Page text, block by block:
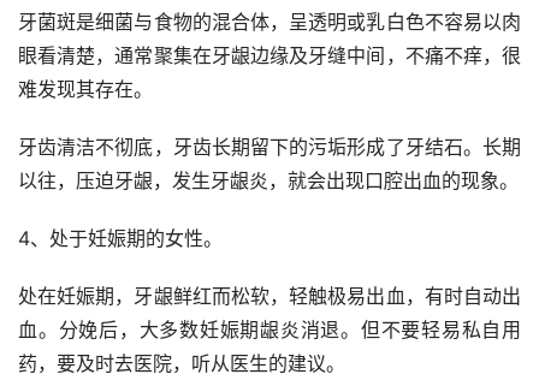
牙菌斑是细菌与食物的混合体，呈透明或乳白色不容易以肉
眼看清楚，通常聚集在牙龈边缘及牙缝中间，不痛不痒，很
难发现其存在。
牙齿清洁不彻底，牙齿长期留下的污垢形成了牙结石。长期
以往，压迫牙龈，发生牙龈炎，就会出现口腔出血的现象。
4、处于妊娠期的女性。
处在妊娠期，牙龈鲜红而松软，轻触极易出血，有时自动出
血。分娩后，大多数妊娠期龈炎消退。但不要轻易私自用
药，要及时去医院，听从医生的建议。